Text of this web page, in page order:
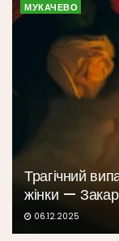
МУКАЧЕВО
Трагічний
жінки —
06.12.2025